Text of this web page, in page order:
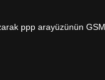
ppp arayüzünün